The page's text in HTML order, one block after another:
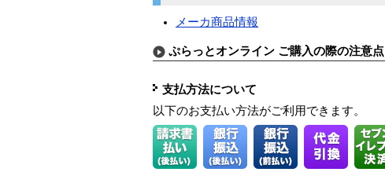
メーカ商品情報
ぷらっとオンライン ご購入の際の注意点
支払方法について
以下のお支払い方法がご利用できます。